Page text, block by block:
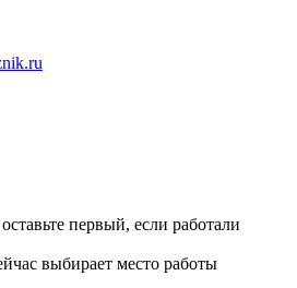
первый, если работали
выбирает место работы